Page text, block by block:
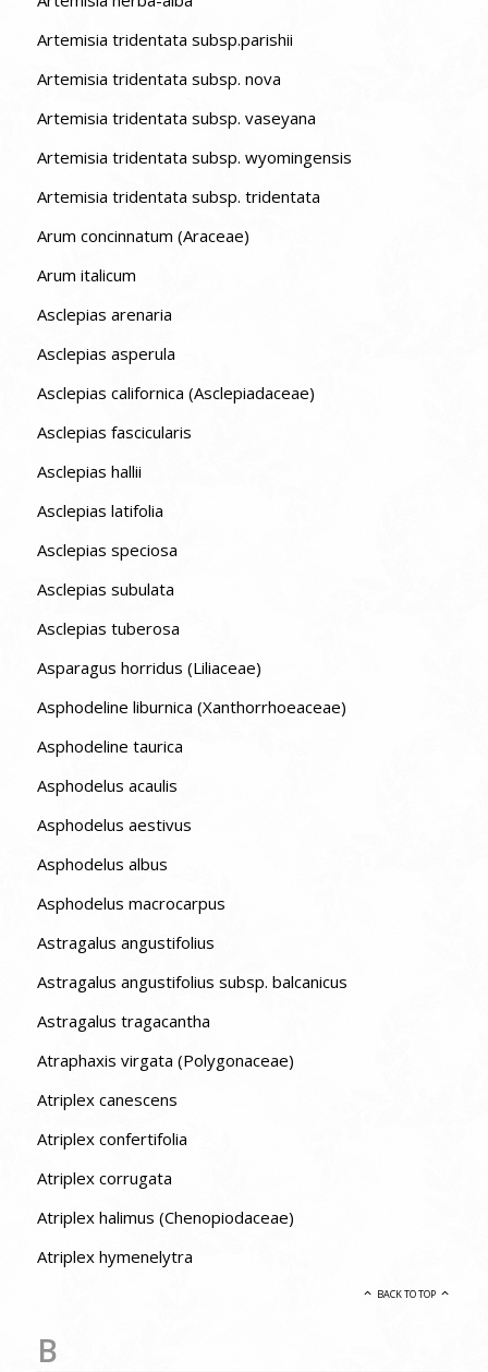
Artemisia tridentata subsp.parishii
Artemisia tridentata subsp. nova
Artemisia tridentata subsp. vaseyana
Artemisia tridentata subsp. wyomingensis
Artemisia tridentata subsp. tridentata
Arum concinnatum (Araceae)
Arum italicum
Asclepias arenaria
Asclepias asperula
Asclepias californica (Asclepiadaceae)
Asclepias fascicularis
Asclepias hallii
Asclepias latifolia
Asclepias speciosa
Asclepias subulata
Asclepias tuberosa
Asparagus horridus (Liliaceae)
Asphodeline liburnica (Xanthorrhoeaceae)
Asphodeline taurica
Asphodelus acaulis
Asphodelus aestivus
Asphodelus albus
Asphodelus macrocarpus
Astragalus angustifolius
Astragalus angustifolius subsp. balcanicus
Astragalus tragacantha
Atraphaxis virgata (Polygonaceae)
Atriplex canescens
Atriplex confertifolia
Atriplex corrugata
Atriplex halimus (Chenopiodaceae)
Atriplex hymenelytra
BACK TO TOP
B